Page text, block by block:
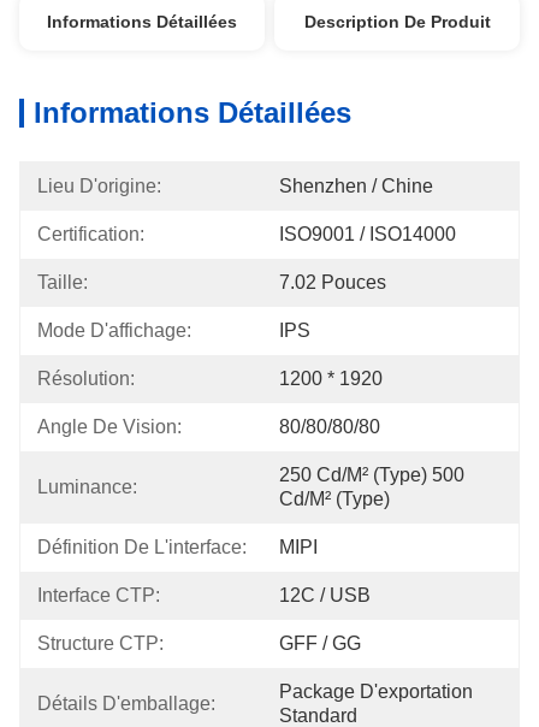
Informations Détaillées Description De Produit
Informations Détaillées
Lieu D'origine: Shenzhen / Chine
Certification: ISO9001 / ISO14000
Taille: 7.02 Pouces
Mode D'affichage: IPS
Résolution: 1200 * 1920
Angle De Vision: 80/80/80/80
Luminance:
250 Cd/m² (type) 500
Cd/m² (type)
Définition De L'interface: MIPI
Interface CTP: 12C / USB
Structure CTP: GFF / GG
Détails D'emballage:
Package D'exportation
Standard